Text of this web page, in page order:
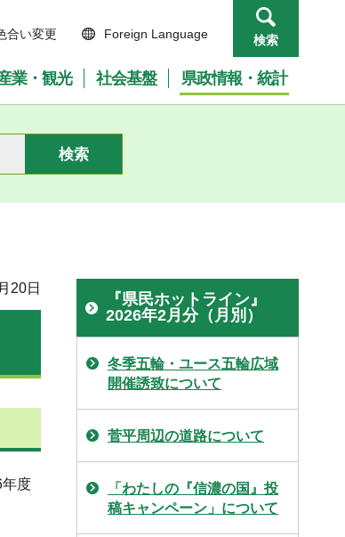
合い変更 Foreign Language 検索
業・観光 社会基盤 県政情報・統計
20日
度
『県民ホットライン』
2026年2月分（月別）
冬季五輪・ユース五輪広域
開催誘致について
菅平周辺の道路について
「わたしの『信濃の国』投
稿キャンペーン」について